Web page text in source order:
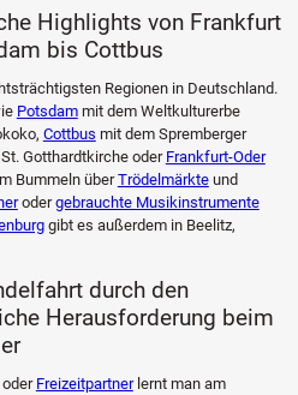
Highlights von Frankfurt
bis Cottbus
Regionen in Deutschland.
Potsdammit dem Weltkulturerbe
Cottbus mit dem Spremberger
Gotthardtkirche oder Frankfurt-Oder
Bummeln überTrödelmärkteund
odergebrauchte Musikinstrumente
gibt es außerdem in Beelitz,
durch den
Herausforderung beim
Freizeitpartnerlernt man am